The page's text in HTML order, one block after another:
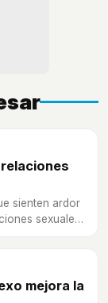
sienten ardor
sexuales?
mejora la